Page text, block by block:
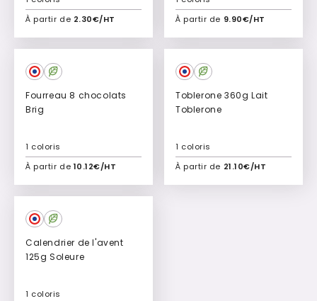
Fripouille
À partir de 2.30€/HT
Ajouter à mon devis
À partir de 9.90€/HT
Ajouter à mon devis
Fourreau 8 chocolats
Brig
À partir de 10.12€/HT
1 coloris
Ajouter à mon devis
Toblerone 360g Lait
Toblerone
À partir de 21.10€/HT
1 coloris
Ajouter à mon devis
Calendrier de l'avent
125g Soleure
1 coloris